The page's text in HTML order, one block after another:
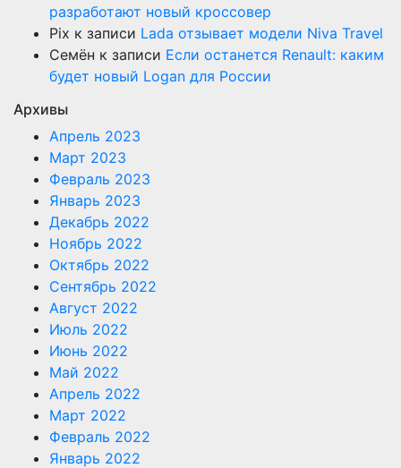
разработают новый кроссовер
Pix к записи Lada отзывает модели Niva Travel
Семён к записи Если останется Renault: каким
будет новый Logan для России
Архивы
Апрель 2023
Март 2023
Февраль 2023
Январь 2023
Декабрь 2022
Ноябрь 2022
Октябрь 2022
Сентябрь 2022
Август 2022
Июль 2022
Июнь 2022
Май 2022
Апрель 2022
Март 2022
Февраль 2022
Январь 2022